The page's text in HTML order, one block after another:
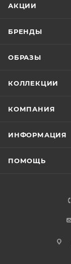
АКЦИИ
БРЕНДЫ
ОБРАЗЫ
КОЛЛЕКЦИИ
КОМПАНИЯ
ИНФОРМАЦИЯ
ПОМОЩЬ